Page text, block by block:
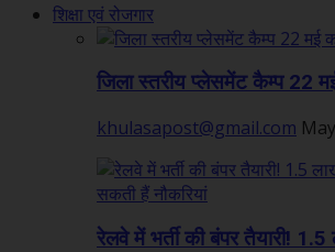
शिक्षा एवं रोजगार
जिला स्तरीय प्लेसमेंट कैम्प 22
khulasapost@gmail.com
रेलवे में भर्ती की बंपर तैयारी! 1.5